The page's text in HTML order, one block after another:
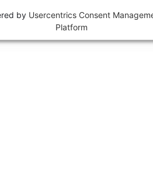
by Usercentrics Consent
Platform